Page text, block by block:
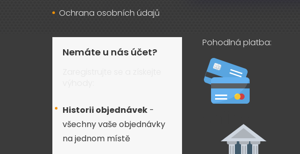
Ochrana osobních údajů
Nemáte u nás účet?
Historii objednávek -
všechny vaše objednávky
na jednom místě
Pohodlná platba: